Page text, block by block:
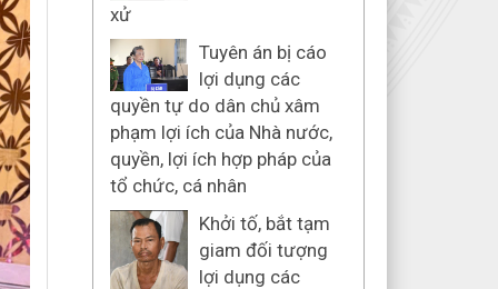
xử
Tuyên án bị cáo
lợi dụng các
quyền tự do dân chủ xâm
phạm lợi ích của Nhà nước,
quyền, lợi ích hợp pháp của
tổ chức, cá nhân
Khởi tố, bắt tạm
giam đối tượng
lợi dụng các